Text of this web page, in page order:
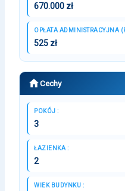
670.000 zł
OPŁATA ADMINISTRACYJNA
525 zł
Cechy
POKÓJ :
3
ŁAZIENKA :
2
WIEK BUDYNKU :